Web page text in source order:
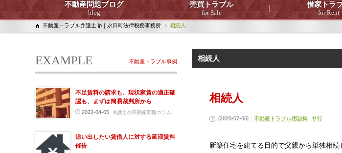
不動産問題ブログ
blog
売買トラブル
for Sale
借家トラ
for Rent
不動産トラブル弁護士.jp｜永田町法律税務事務所 相続人
相続人
相続人
[2020-07-06]： 不動産トラブル用語集 サ行
新築住宅を建てる目的で父親から単独相
不動産トラブル事例
EXAMPLE
不足賃料の請求も、現状家賃の適正確
認も、まずは簡易裁判所から
2022-04-05 弁護士の不動産問題コラム
追い出したい賃借人に対する延滞賃料
催告